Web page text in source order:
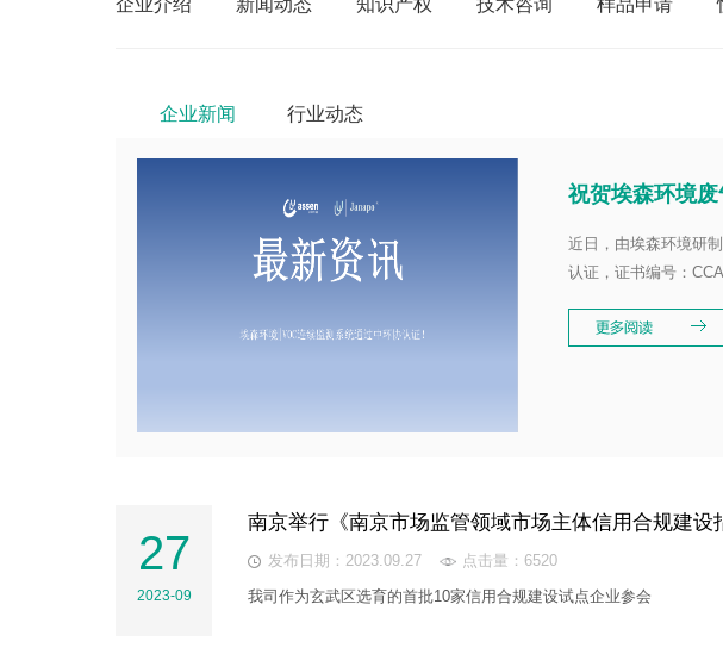
企业介绍 新闻动态 知识产权 技术咨询 样品申请
企业新闻 行业动态
祝贺埃森环境
近日，由埃森环境研
认证，证书编号：
27
2023-09
南京举行《南京市场监管领域市场主体信用合规建
发布日期：2023.09.27
点击量：6520
我司作为玄武区选育的首批10家信用合规建设试点企业参会